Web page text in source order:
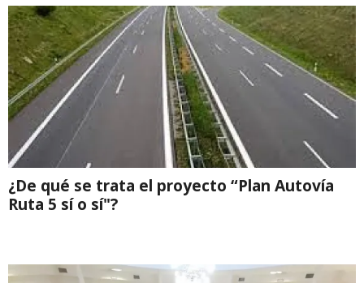
¿De qué se trata el proyecto “Plan Autovía
Ruta 5 sí o sí"?